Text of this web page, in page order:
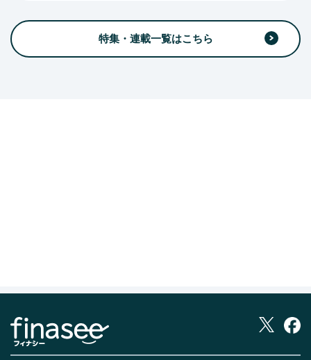
特集・連載一覧はこちら